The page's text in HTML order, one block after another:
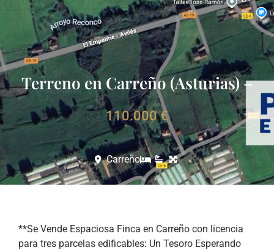
Terreno en Carreño (Asturias) –
110.000 €
Carreño
**Se Vende Espaciosa Finca en Carreño con licencia
para tres parcelas edificables: Un Tesoro Esperando